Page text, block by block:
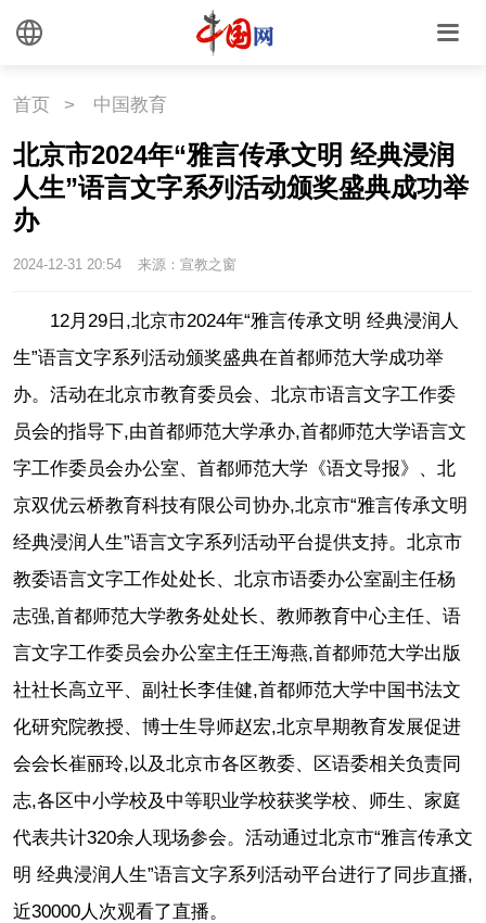
首页 > 中国教育
北京市2024年“雅言传承文明 经典浸润
人生”语言文字系列活动颁奖盛典成功举
办
2024-12-31 20:54 来源：宣教之窗
12月29日,北京市2024年“雅言传承文明 经典浸润人
生”语言文字系列活动颁奖盛典在首都师范大学成功举
办。活动在北京市教育委员会、北京市语言文字工作委
员会的指导下,由首都师范大学承办,首都师范大学语言文
字工作委员会办公室、首都师范大学《语文导报》、北
京双优云桥教育科技有限公司协办,北京市“雅言传承文明
经典浸润人生”语言文字系列活动平台提供支持。北京市
教委语言文字工作处处长、北京市语委办公室副主任杨
志强,首都师范大学教务处处长、教师教育中心主任、语
言文字工作委员会办公室主任王海燕,首都师范大学出版
社社长高立平、副社长李佳健,首都师范大学中国书法文
化研究院教授、博士生导师赵宏,北京早期教育发展促进
会会长崔丽玲,以及北京市各区教委、区语委相关负责同
志,各区中小学校及中等职业学校获奖学校、师生、家庭
代表共计320余人现场参会。活动通过北京市“雅言传承文
明 经典浸润人生”语言文字系列活动平台进行了同步直播,
近30000人次观看了直播。